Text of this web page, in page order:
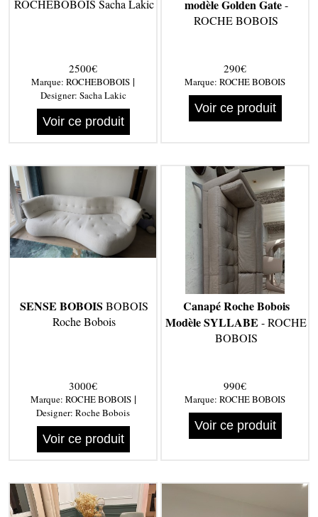
ROCHEBOBOIS Sacha Lakic
2500€
Marque: ROCHEBOBOIS |
Designer: Sacha Lakic
Voir ce produit
modèle Golden Gate-
ROCHE BOBOIS
290€
Marque: ROCHE BOBOIS
Voir ce produit
SENSE BOBOIS BOBOIS
Roche Bobois
3000€
Marque: ROCHE BOBOIS|
Designer: Roche Bobois
Voir ce produit
Canapé Roche Bobois
Modèle SYLLABE - ROCHE
BOBOIS
990€
Marque: ROCHE BOBOIS
Voir ce produit